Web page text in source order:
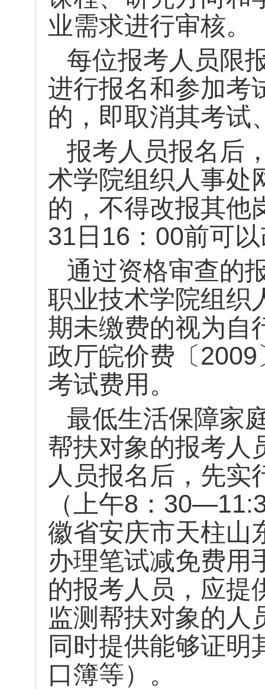
业需求进行审核。
每位报考人员限
进行报名和参加考
的，即取消其考试
报考人员报名后
术学院组织人事处
的，不得改报其他
31日16：00前可
通过资格审查的
职业技术学院组织
期未缴费的视为自
政厅皖价费〔
考试费用。
最低生活保障家
帮扶对象的报考人
人员报名后，先实
（上午8：
徽省安庆市天柱山
办理笔试减免费用
的报考人员，应提
监测帮扶对象的人
同时提供能够证明
口簿等）。